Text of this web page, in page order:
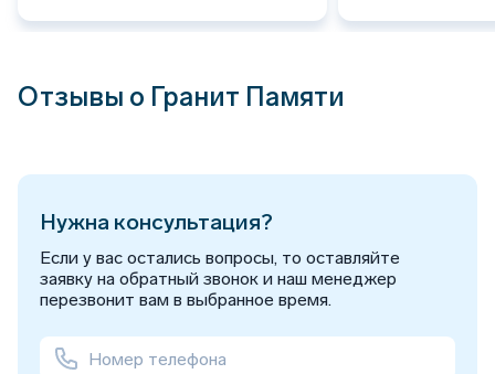
Отзывы о Гранит Памяти
Нужна консультация?
Если у вас остались вопросы, то оставляйте
заявку на обратный звонок и наш менеджер
перезвонит вам в выбранное время.